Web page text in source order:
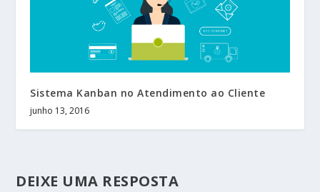
Sistema Kanban no Atendimento ao Cliente
junho 13, 2016
DEIXE UMA RESPOSTA